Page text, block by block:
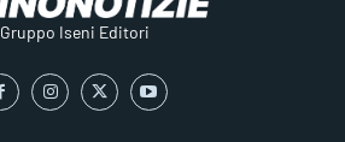
Gruppo Iseni Editori